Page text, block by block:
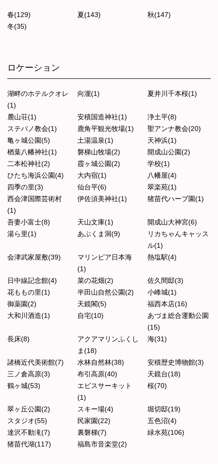
春(129) 夏(143)
秋(147)
冬(35)
ロケーション
湖畔のホテルクオレ
(1)
向瀧(1) 夏井川千本桜(1)
麓山荘(1) 安積国造神社(1)
浄土平(8)
ステパノ教会(1)
鹿角平観光牧場(1)
聖アンナ教会(20)
亀ヶ城公園(5)
土湯温泉(1)
天神浜(1)
楢葉八幡神社(1)
磐梯山牧場(2)
開成山公園(2)
二本松神社(2)
霞ヶ城公園(2)
学校(1)
ひたち海浜公園(4)
大内宿(1)
八幡屋(4)
四季の里(3)
仙台平(6)
翠楽苑(1)
西会津国際芸術村
(1)
伊佐須美神社(1) 猪苗代ハーブ園(1)
吾妻小富士(8) 天山文庫(1)
開成山大神宮(6)
湯ら里(1)
あぶくま洞(9)
リカちゃんキャッス
ル(1)
会津武家屋敷(39)
マリンピア日本海
(1)
熱塩駅(4)
日中線記念館(4) 菜の花畑(2)
佐久間邸(3)
花ももの里(1)
半田山自然公園(2)
小峰城(1)
御薬園(2)
天鏡閣(5)
福西本店(16)
大和川酒造(1)
自宅(10)
あづま総合運動公園
(15)
長床(8)
アクアマリンふくし
ま(18)
海(31)
諸橋近代美術館(7) 水林自然林(38)
安積歴史博物館(3)
三ノ倉高原(3)
布引高原(40)
天鏡台(18)
鶴ヶ城(53)
エビスサーキット
(1)
桜(70)
翠ヶ丘公園(2) スキー場(4)
堀切邸(19)
スタジオ(55)
民家園(22)
五色沼(4)
達沢不動滝(7)
裏磐梯(7)
緑水苑(106)
猪苗代湖(117)
福島市音楽堂(2)